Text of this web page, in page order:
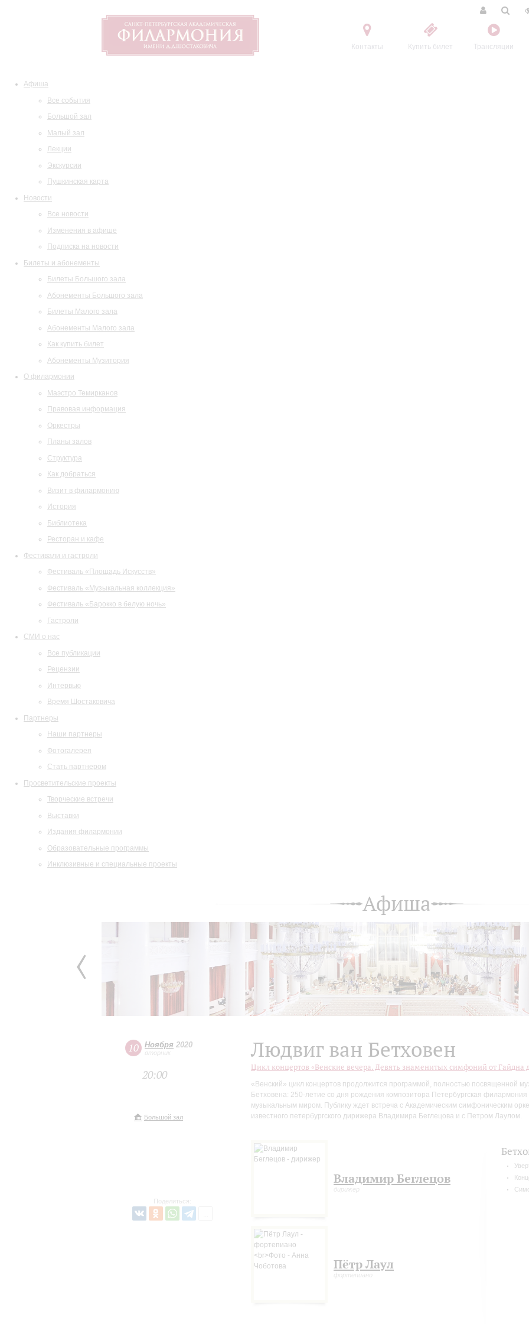
Контакты Купить билет Трансляции
Афиша
Все события
Большой зал
Малый зал
Лекции
Экскурсии
Пушкинская карта
Новости
Все новости
Изменения в афише
Подписка на новости
Билеты и абонементы
Билеты Большого зала
Абонементы Большого зала
Билеты Малого зала
Абонементы Малого зала
Как купить билет
Абонементы Музитория
О филармонии
Маэстро Темирканов
Правовая информация
Оркестры
Планы залов
Структура
Как добраться
Визит в филармонию
История
Библиотека
Ресторан и кафе
Фестивали и гастроли
Фестиваль «Площадь Искусств»
Фестиваль «Музыкальная коллекция»
Фестиваль «Барокко в белую ночь»
Гастроли
СМИ о нас
Все публикации
Рецензии
Интервью
Время Шостаковича
Партнеры
Наши партнеры
Фотогалерея
Стать партнером
Просветительские проекты
Творческие встречи
Выставки
Издания филармонии
Образовательные программы
Инклюзивные и специальные проекты
Афиша
10 Ноября 2020
вторник
20:00
Большой зал
Поделиться:
Людвиг ван Бетховен
Цикл концертов «Венские вечера. Девять знаменитых симфоний от Гайдна
«Венский» цикл концертов продолжится программой, полностью посвященной
Бетховена: 250-летие со дня рождения композитора Петербургская филармония
музыкальным миром. Публику ждет встреча с Академическим симфоническим
известного петербургского дирижера Владимира Беглецова и с Петром Лаулом.
Владимир Беглецов
дирижер
Пётр Лаул
фортепиано